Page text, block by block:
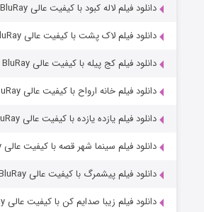
دانلود فیلم لاله کبود با کیفیت عالی BluRay
دانلود فیلم لاک پشت با کیفیت عالی BluRay
دانلود فیلم کج‌ پیله با کیفیت عالی BluRay
دانلود فیلم خانه ارواح با کیفیت عالی BluRay
دانلود فیلم یازده یازده با کیفیت عالی BluRay
دانلود فیلم سینما شهر قصه با کیفیت عالی BluRay
دانلود فیلم پیشمرگ با کیفیت عالی BluRay
دانلود فیلم زیبا صدایم کن با کیفیت عالی BluRay